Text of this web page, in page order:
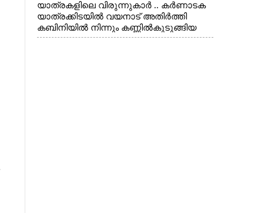
യാത്രകളിലെ വിരുന്നുകാർ .. കർണാടക
യാത്രക്കിടയിൽ വയനാട് അതിർത്തി
കബിനിയിൽ നിന്നും കണ്ണിൽകുടുങ്ങിയ
കടുവ.